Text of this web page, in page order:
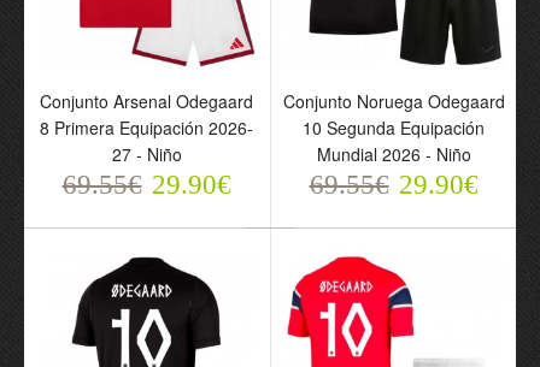
Conjunto Arsenal
Odegaard 8 Primera
Equipación 2026-27 -
Niño
69.55€ 29.90€
Conjunto Noruega
Odegaard 10 Segunda
Equipación Mundial 2026
- Niño
69.55€ 29.90€
Conjunto Arsenal Odegaard
8 Primera Equipación 2026-
27 - Niño
69.55€ 29.90€
Conjunto Noruega Odegaard
10 Segunda Equipación
Mundial 2026 - Niño
69.55€ 29.90€